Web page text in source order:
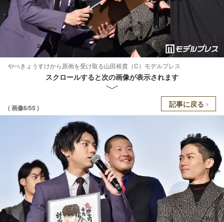
やべきょうすけから原画を受け取る山田裕貴（C）モデルプレス
スクロールすると次の画像が表示されます
( 画像6/55 ) 記事に戻る